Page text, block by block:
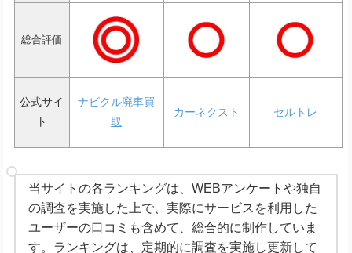
総合評価
公式サイ
ト
ナビクル廃車買
取
カーネクスト セルトレ
当サイトの各ランキングは、WEBアンケートや独自
の調査を実施した上で、実際にサービスを利用した
ユーザーの口コミも含めて、総合的に制作していま
す。ランキングは、定期的に調査を実施し更新して